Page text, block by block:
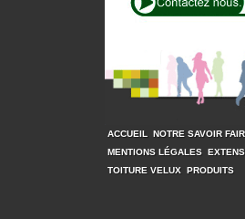
ACCUEIL NOTRE SAVOIR
MENTIONS LÉGALES
TOITURE VELUX PRODUITS